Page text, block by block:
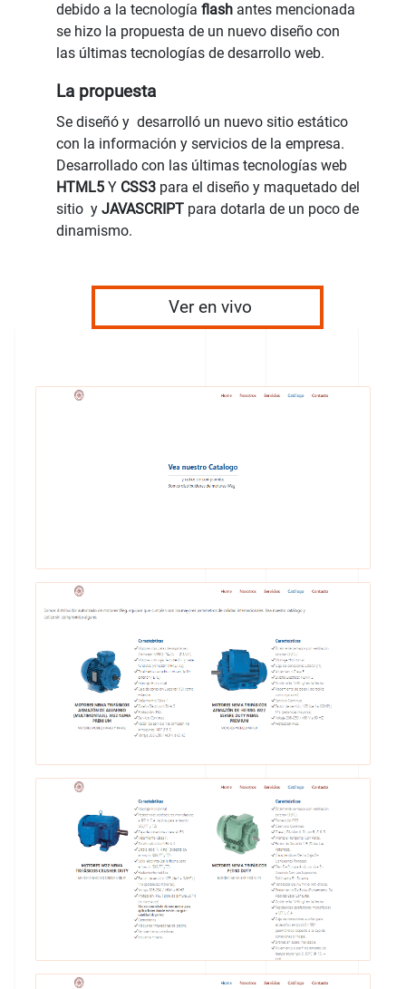
debido a la tecnología flashantes mencionada
se hizo la propuesta de un nuevo diseño con
las últimas tecnologías de desarrollo web.
La propuesta
Se diseñó y desarrolló un nuevo sitio estático
con la información y servicios de la empresa.
Desarrollado con las últimas tecnologías web
HTML5Y CSS3para el diseño y maquetado del
sitio y JAVASCRIPTpara dotarla de un poco de
dinamismo.
Ver en vivo